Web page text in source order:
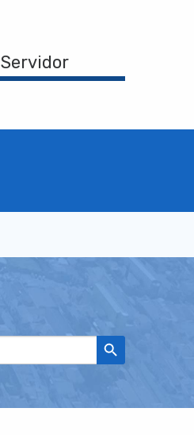
Servidor
Search Button